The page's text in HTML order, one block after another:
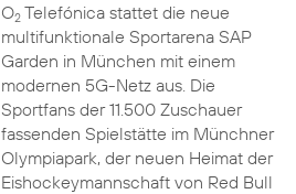
O2Telefónica stattet die neue
multifunktionale Sportarena SAP
Garden in München mit einem
modernen 5G-Netz aus. Die
Sportfans der 11.500 Zuschauer
fassenden Spielstätte im Münchner
Olympiapark, der neuen Heimat der
Eishockeymannschaft von Red Bull